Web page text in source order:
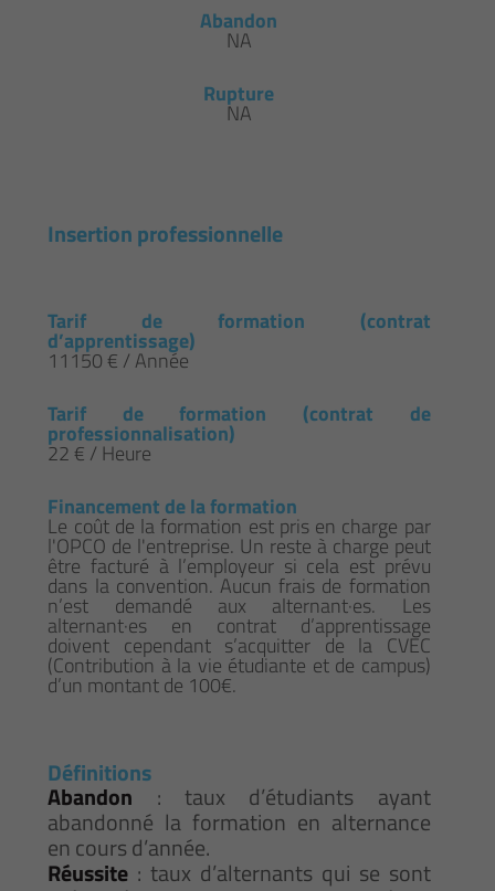
Abandon
NA
Rupture
NA
Insertion professionnelle
Tarif de formation (contrat
d’apprentissage)
11150 € / Année
Tarif de formation (contrat de
professionnalisation)
22 € / Heure
Financement de la formation
Le coût de la formation est pris en charge par
l'OPCO de l'entreprise. Un reste à charge peut
être facturé à l’employeur si cela est prévu
dans la convention. Aucun frais de formation
n’est demandé aux alternant·es. Les
alternant·es en contrat d’apprentissage
doivent cependant s’acquitter de la CVEC
(Contribution à la vie étudiante et de campus)
d’un montant de 100€.
Définitions
Abandon : taux d’étudiants ayant
abandonné la formation en alternance
en cours d’année.
Réussite : taux d’alternants qui se sont